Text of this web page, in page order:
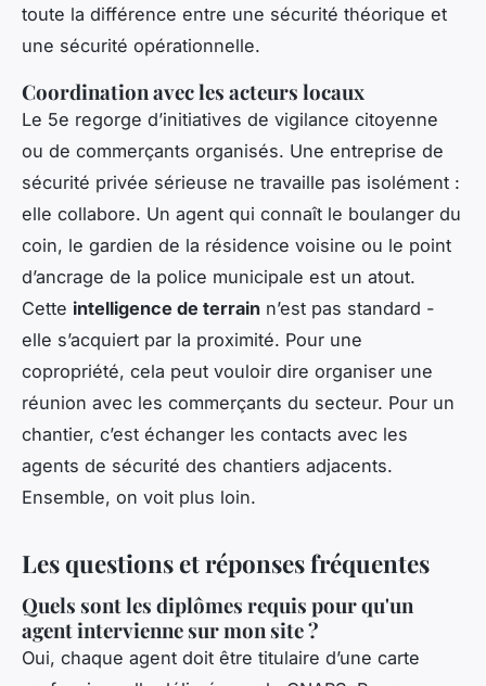
toute la différence entre une sécurité théorique et
une sécurité opérationnelle.
Coordination avec les acteurs locaux
Le 5e regorge d’initiatives de vigilance citoyenne
ou de commerçants organisés. Une entreprise de
sécurité privée sérieuse ne travaille pas isolément :
elle collabore. Un agent qui connaît le boulanger du
coin, le gardien de la résidence voisine ou le point
d’ancrage de la police municipale est un atout.
Cette intelligence de terrain n’est pas standard -
elle s’acquiert par la proximité. Pour une
copropriété, cela peut vouloir dire organiser une
réunion avec les commerçants du secteur. Pour un
chantier, c’est échanger les contacts avec les
agents de sécurité des chantiers adjacents.
Ensemble, on voit plus loin.
Les questions et réponses fréquentes
Quels sont les diplômes requis pour qu'un
agent intervienne sur mon site ?
Oui, chaque agent doit être titulaire d’une carte